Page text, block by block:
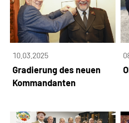
10.03.2025
Gradierung des neuen
Kommandanten